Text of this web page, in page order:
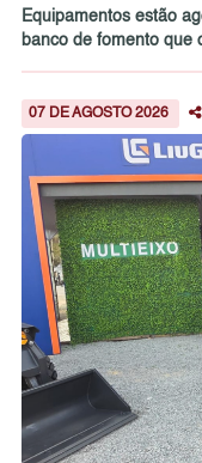
Equipamentos estão
banco de fomento que
07 DE AGOSTO 2026